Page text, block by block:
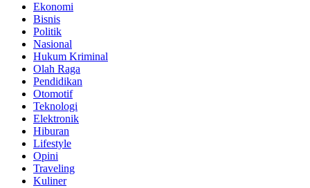
Ekonomi
Bisnis
Politik
Nasional
Hukum Kriminal
Olah Raga
Pendidikan
Otomotif
Teknologi
Elektronik
Hiburan
Lifestyle
Opini
Traveling
Kuliner